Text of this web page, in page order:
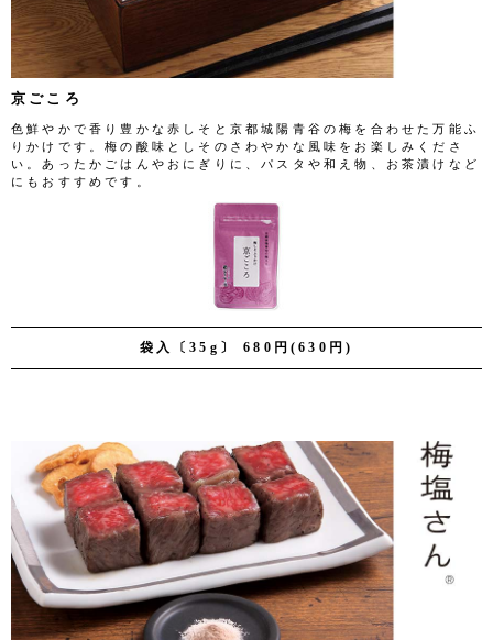
袋入〔35g〕 680円(630円)
京ごころ
色鮮やかで香り豊かな赤しそと京都城陽青谷の梅を合わせた万能ふ
りかけです。梅の酸味としそのさわやかな風味をお楽しみくださ
い。あったかごはんやおにぎりに、パスタや和え物、お茶漬けなど
にもおすすめです。